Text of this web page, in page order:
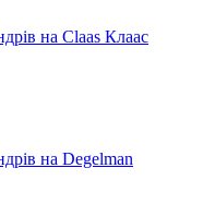
на Claas Клаас
на Degelman